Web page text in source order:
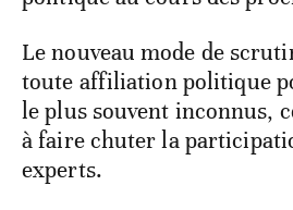
Le nouveau mode de
toute affiliation politique
le plus souvent inconnus,
à faire chuter la
experts.